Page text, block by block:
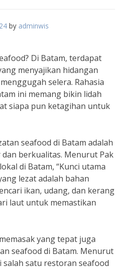
by adminwis
Di Batam, terdapat
menyajikan hidangan
selera. Rahasia
ini memang bikin lidah
siapa pun ketagihan untuk
seafood di Batam adalah
berkualitas. Menurut Pak
di Batam, “Kunci utama
lezat adalah bahan
ikan, udang, dan kerang
laut untuk memastikan
yang tepat juga
seafood di Batam. Menurut
salah satu restoran seafood